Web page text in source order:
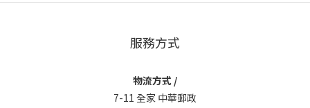
服務方式
物流方式 /
7-11 全家 中華郵政